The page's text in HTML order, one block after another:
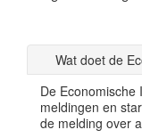
Wat doet de
De Economische
meldingen en
de melding over